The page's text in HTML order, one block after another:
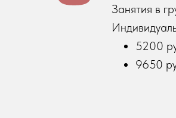
Занятия в
5200
9650